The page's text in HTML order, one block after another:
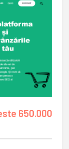
650.000